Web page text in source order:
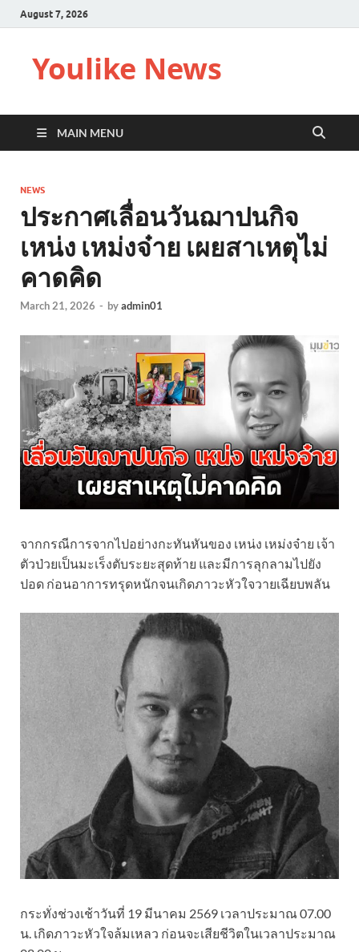
August 7, 2026
Youlike News
MAIN MENU
NEWS
ประกาศเลื่อนวันฌาปนกิจ
เหน่ง เหม่งจ๋าย เผยสาเหตุไม่
คาดคิด
March 21, 2026 - byadmin01
จากกรณีการจากไปอย่างกะทันหันของ เหน่ง เหม่งจ๋าย เจ้า
ตัวป่วยเป็นมะเร็งตับระยะสุดท้าย และมีการลุกลามไปยัง
ปอด ก่อนอาการทรุดหนักจนเกิดภาวะหัวใจวายเฉียบพลัน
กระทั่งช่วงเช้าวันที่ 19 มีนาคม 2569 เวลาประมาณ 07.00
น. เกิดภาวะหัวใจล้มเหลว ก่อนจะเสียชีวิตในเวลาประมาณ